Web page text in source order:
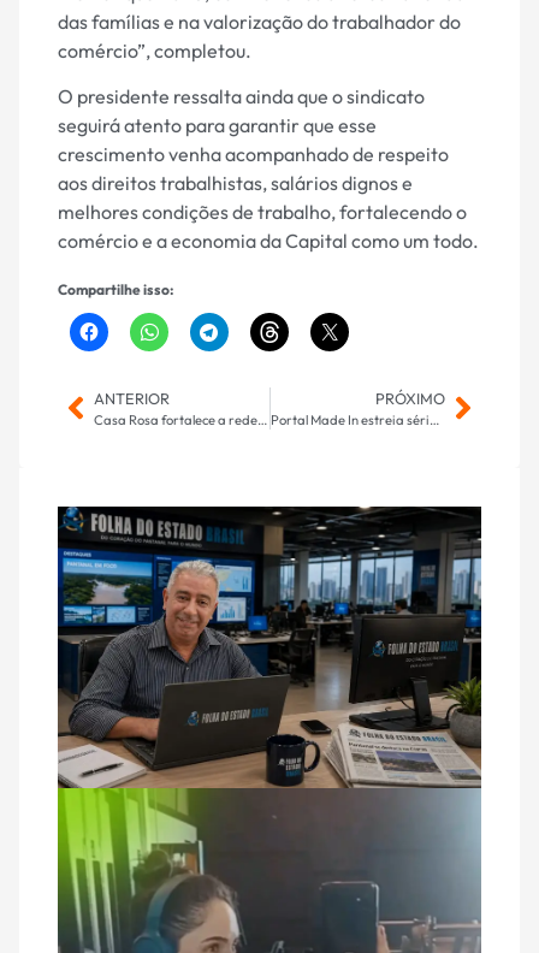
das famílias e na valorização do trabalhador do
comércio”, completou.
O presidente ressalta ainda que o sindicato
seguirá atento para garantir que esse
crescimento venha acompanhado de respeito
aos direitos trabalhistas, salários dignos e
melhores condições de trabalho, fortalecendo o
comércio e a economia da Capital como um todo.
Compartilhe isso:
ANTERIOR
Casa Rosa fortalece a rede de diagnóstico precoce do câncer de mama em Mato Grosso do Sul
PRÓXIMO
Portal Made In estreia série internacional e amplia fronteiras do jornalismo regional